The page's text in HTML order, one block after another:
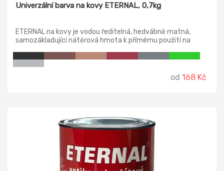
Univerzální barva na kovy ETERNAL, 0,7kg
ETERNAL na kovy je vodou ředitelná, hedvábně matná,
samozákladující nátěrová hmota k přímému použití na
aditiv upravujících vlastnosti. Vyznačuje se vysokou adhezí
na kovových podkladech a to i na zinku, titanzinku, lehkých
kovech a antikorozních ocelích, zvýšenou ochranou proti
od 168 Kč